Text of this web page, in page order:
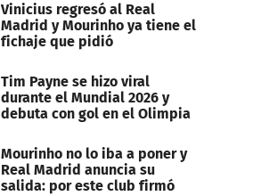
Vinicius regresó al Real
Madrid y Mourinho ya tiene el
fichaje que pidió
Tim Payne se hizo viral
durante el Mundial 2026 y
debuta con gol en el Olimpia
Mourinho no lo iba a poner y
Real Madrid anuncia su
salida: por este club firmó